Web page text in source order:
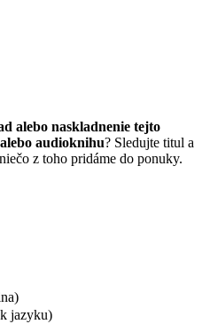
alebo naskladnenie tejto
audioknihu? Sledujte titul a
z toho pridáme do ponuky.
jazyku)